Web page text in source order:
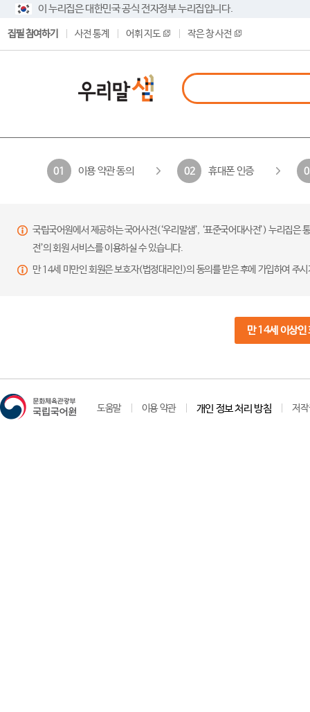
이 누리집은 대한민국 공식 전자정부 누리집입니다.
집필 참여하기 사전 통계 어휘 지도 작은 창 사전
01 이용 약관 동의 02 휴대폰 인증
국립국어원에서 제공하는 국어사전(‘우리말샘’, ‘표준국어대사전’) 누리집
전’의 회원 서비스를 이용하실 수 있습니다.
만 14세 미만인 회원은 보호자(법정대리인)의 동의를 받은 후에 가입하여 주
만 14세 이상인
도움말 이용 약관 개인 정보 처리 방침 저